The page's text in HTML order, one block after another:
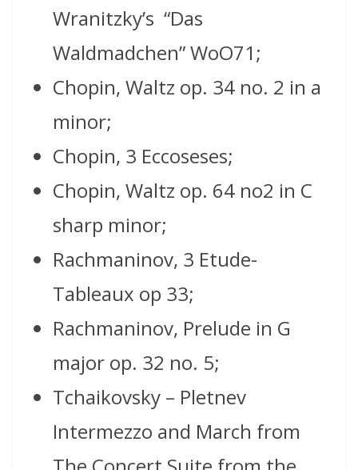
Wranitzky’s “Das
Waldmadchen” WoO71;
Chopin, Waltz op. 34 no. 2 in a
minor;
Chopin, 3 Eccoseses;
Chopin, Waltz op. 64 no2 in C
sharp minor;
Rachmaninov, 3 Etude-
Tableaux op 33;
Rachmaninov, Prelude in G
major op. 32 no. 5;
Tchaikovsky – Pletnev
Intermezzo and March from